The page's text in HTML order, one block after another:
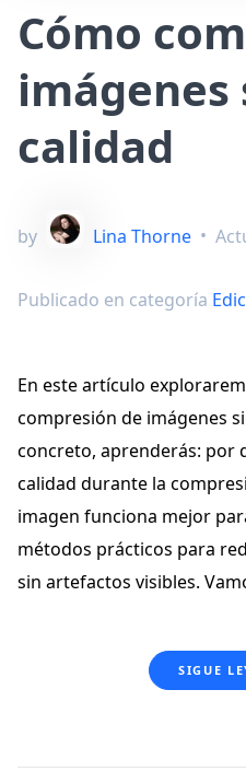
Cómo
calidad
by Lina Thorne •
Publicado en categoría
En este artículo
compresión de imágenes
concreto, aprenderás: por
calidad durante la
imagen funciona mejor
métodos prácticos para
sin artefactos visibles.
SIGUE